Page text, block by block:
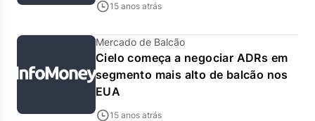
15 anos atrás
Mercado de Balcão
Cielo começa a negociar ADRs em
segmento mais alto de balcão nos
EUA
15 anos atrás